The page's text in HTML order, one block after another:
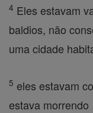
4 Eles estavam
baldios, não
uma cidade
5 eles estavam
estava morrendo